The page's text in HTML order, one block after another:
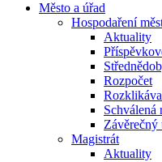
Město a úřad
Hospodaření
Aktuality
Rozpočet
Schválená
Závěrečný
Magistrát
Aktuality